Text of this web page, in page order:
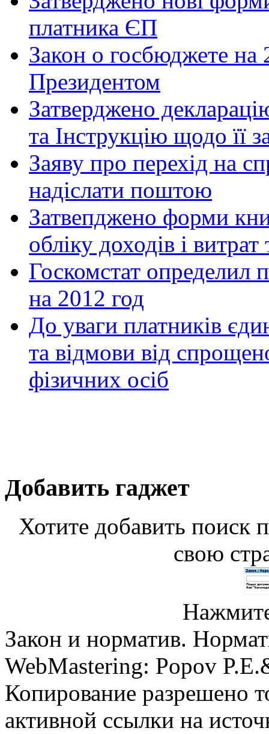
платника ЄП
Закон о госбюджете на
Президентом
Затверджено
та Інструкцію щодо її
Заяву про перехід на
надіслати поштою
Затвепджено форми
обліку доходів і
Госкомстат определил
на 2012 год
До уваги платників
та відмови від
фізичних осіб
Добавить гаджет
Хотите добавить поиск
свою
Закон и норматив.
WebMastering: Popov
Копирование разрешено
активной ссылки на